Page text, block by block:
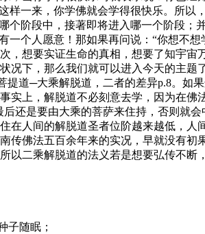
一来，你学佛就会学得很快乐。所
个阶段中，接著即将进入哪一个阶段
个人愿意！那如果再问说：“你想不
想要实证生命的真相，想要了知宇宙
下，那么我们就可以进入今天的主
道─大乘解脱道，二者的差异p.8。如
实上，解脱道不必刻意去学，因为在
还是要由大乘的菩萨来住持，否则就
在人间的解脱道圣者位阶越来越低，
佛法五百余年来的实况，早就没有
以二乘解脱道的法义若是想要弘传不
随眠；